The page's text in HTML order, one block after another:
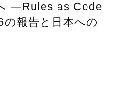
―Rules as Code
報告と日本への